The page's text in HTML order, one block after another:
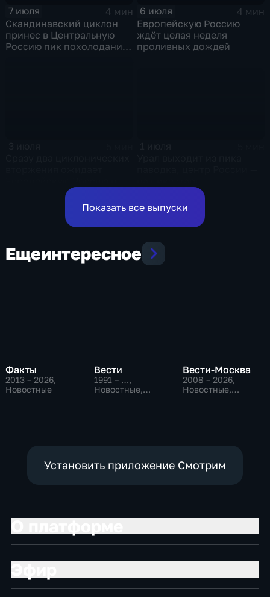
7 июля
4 мин
Скандинавский циклон
принес в Центральную
Россию пик похолодания
6 июля
4 мин
Европейскую Россию
ждёт целая неделя
проливных дождей
оставшиеся дни недели
Показать все выпуски
Ещеинтересное
Факты
2013 – 2026,
Новостные
Вести
1991 – …,
Новостные,
Вести-Москва
2008 – 2026,
Новостные,
Установить приложение Смотрим